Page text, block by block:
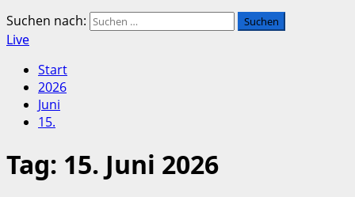
Suchen nach:
Live
Start
2026
Juni
15.
Tag: 15. Juni 2026